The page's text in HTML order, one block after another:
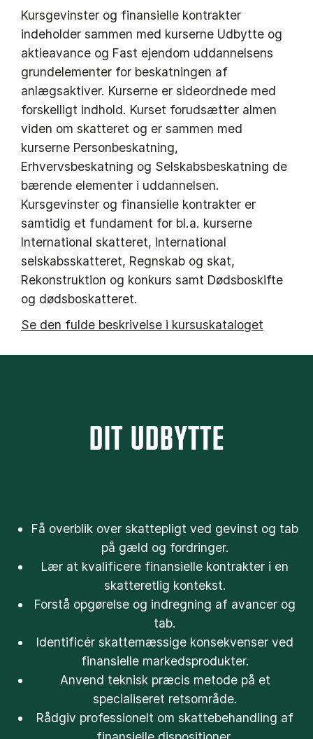
Kursgevinster og finansielle kontrakter
indeholder sammen med kurserne Udbytte og
aktieavance og Fast ejendom uddannelsens
grundelementer for beskatningen af
anlægsaktiver. Kurserne er sideordnede med
forskelligt indhold. Kurset forudsætter almen
viden om skatteret og er sammen med
kurserne Personbeskatning,
Erhvervsbeskatning og Selskabsbeskatning de
bærende elementer i uddannelsen.
Kursgevinster og finansielle kontrakter er
samtidig et fundament for bl.a. kurserne
International skatteret, International
selskabsskatteret, Regnskab og skat,
Rekonstruktion og konkurs samt Dødsboskifte
og dødsboskatteret.
Se den fulde beskrivelse i kursuskataloget
DIT UDBYTTE
Få overblik over skattepligt ved gevinst og tab
på gæld og fordringer.
Lær at kvalificere finansielle kontrakter i en
skatteretlig kontekst.
Forstå opgørelse og indregning af avancer og
tab.
Identificér skattemæssige konsekvenser ved
finansielle markedsprodukter.
Anvend teknisk præcis metode på et
specialiseret retsområde.
Rådgiv professionelt om skattebehandling af